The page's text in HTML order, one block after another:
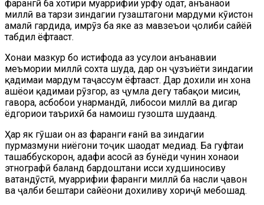
фарҳангӣ ба хотири муаррифии урфу одат, анъанаҳои
миллӣ ва тарзи зиндагии гузаштагони мардуми кӯҳистон
амалӣ гардида, имрӯз ба яке аз мавзеъҳои ҷолиби сайёҳӣ
табдил ёфтааст.
Хонаи мазкур бо истифода аз усулҳои анъанавии
меъмории миллӣ сохта шуда, дар он ҷузъиёти зиндагии
қадимаи мардум таҷассум ёфтааст. Дар дохили ин хона
ашёҳои қадимаи рӯзгор, аз ҷумла дегу табақҳои мисин,
гаҳвора, асбобҳои ҳунармандӣ, либосҳои миллӣ ва дигар
ёдгориҳои таърихӣ ба намоиш гузошта шудаанд.
Ҳар як гӯшаи он аз фарҳанги ғанӣ ва зиндагии
пурмазмуни ниёгони тоҷик шаҳодат медиҳад. Ба гуфтаи
ташаббускорон, ҳадафи асосӣ аз бунёди чунин хонаҳои
этнографӣ баланд бардоштани ҳисси худшиносиву
ватандӯстӣ, муаррифии фарҳанги миллӣ ба насли ҷавон
ва ҷалби бештари сайёҳони дохиливу хориҷӣ мебошад.